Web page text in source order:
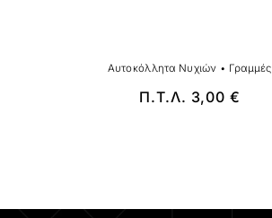
Αυτοκόλλητα Νυχιών • Γραμμές
Π.Τ.Λ. 3,00 €